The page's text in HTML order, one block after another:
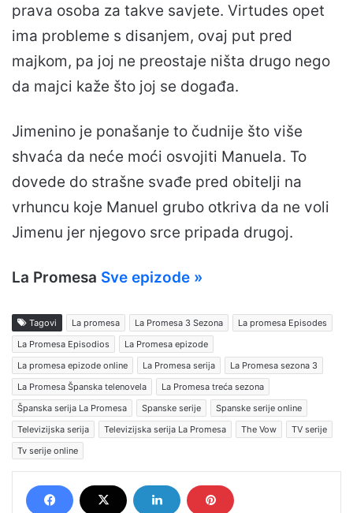
prava osoba za takve savjete. Virtudes opet
ima probleme s disanjem, ovaj put pred
majkom, pa joj ne preostaje ništa drugo nego
da majci kaže što joj se događa.
Jimenino je ponašanje to čudnije što više
shvaća da neće moći osvojiti Manuela. To
dovede do strašne svađe pred obitelji na
vrhuncu koje Manuel grubo otkriva da ne voli
Jimenu jer njegovo srce pripada drugoj.
La Promesa Sve epizode »
Tagovi La promesa La Promesa 3 Sezona
La promesa Episodes
La Promesa Episodios
La Promesa epizode
La promesa epizode online
La Promesa serija
La Promesa sezona 3
La Promesa Španska telenovela
La Promesa treća sezona
Španska serija La Promesa
Spanske serije
Spanske serije online
Televizijska serija
Televizijska serija La Promesa The Vow
TV serije
Tv serije online